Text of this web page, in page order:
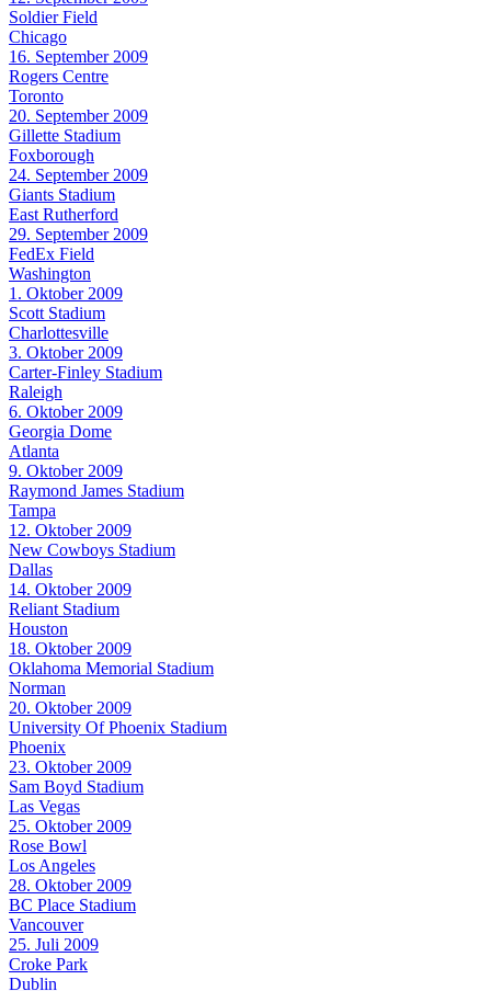
Soldier Field
Chicago
16. September 2009
Rogers Centre
Toronto
20. September 2009
Gillette Stadium
Foxborough
24. September 2009
Giants Stadium
East Rutherford
29. September 2009
FedEx Field
Washington
1. Oktober 2009
Scott Stadium
Charlottesville
3. Oktober 2009
Carter-Finley Stadium
Raleigh
6. Oktober 2009
Georgia Dome
Atlanta
9. Oktober 2009
Raymond James Stadium
Tampa
12. Oktober 2009
New Cowboys Stadium
Dallas
14. Oktober 2009
Reliant Stadium
Houston
18. Oktober 2009
Oklahoma Memorial Stadium
Norman
20. Oktober 2009
University Of Phoenix Stadium
Phoenix
23. Oktober 2009
Sam Boyd Stadium
Las Vegas
25. Oktober 2009
Rose Bowl
Los Angeles
28. Oktober 2009
BC Place Stadium
Vancouver
25. Juli 2009
Croke Park
Dublin